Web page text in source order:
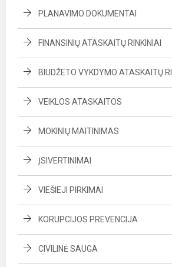
PLANAVIMO DOKUMENTAI
FINANSINIŲ ATASKAITŲ RINKINIAI
BIUDŽETO VYKDYMO ATASKAITŲ
VEIKLOS ATASKAITOS
MOKINIŲ MAITINIMAS
ĮSIVERTINIMAI
VIEŠIEJI PIRKIMAI
KORUPCIJOS PREVENCIJA
CIVILINĖ SAUGA